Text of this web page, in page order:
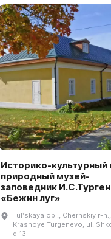
Историко-культурный
природный музей-
заповедник
«Бежин луг»
Tulʹskaya obl., Chernskiy r-
Krasnoye Turgenevo, ul.
d 13